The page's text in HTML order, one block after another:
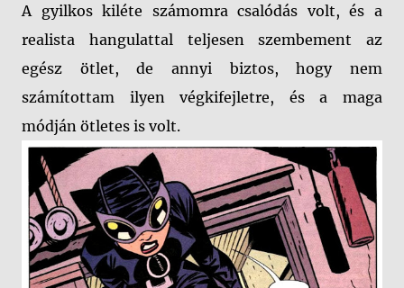
A gyilkos kiléte számomra csalódás volt, és a
realista hangulattal teljesen szembement az
egész ötlet, de annyi biztos, hogy nem
számítottam ilyen végkifejletre, és a maga
módján ötletes is volt.